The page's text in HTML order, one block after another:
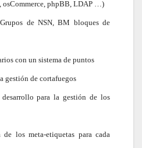
osCommerce, phpBB, LDAP …)
de NSN, BM bloques de
con un sistema de puntos
gestión de cortafuegos
para la gestión de los
los meta-etiquetas para cada